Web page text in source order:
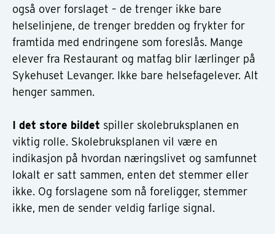
også over forslaget – de trenger ikke bare
helselinjene, de trenger bredden og frykter for
framtida med endringene som foreslås. Mange
elever fra Restaurant og matfag blir lærlinger på
Sykehuset Levanger. Ikke bare helsefagelever. Alt
henger sammen.
I det store bildet spiller skolebruksplanen en
viktig rolle. Skolebruksplanen vil være en
indikasjon på hvordan næringslivet og samfunnet
lokalt er satt sammen, enten det stemmer eller
ikke. Og forslagene som nå foreligger, stemmer
ikke, men de sender veldig farlige signal.